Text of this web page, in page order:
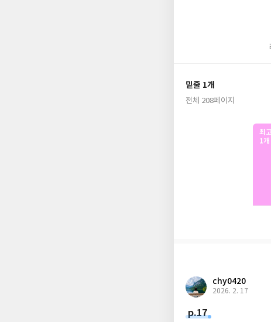
을 받아 온 문경민 작
보여 주는 인물들로 다
『스카이다이빙』은
자의 구덩이에서 빠져
잡고 기꺼이 삶 속으로
밑줄 1개
전체 208페이지
최
1개
chy0420
2026. 2. 17
p.17